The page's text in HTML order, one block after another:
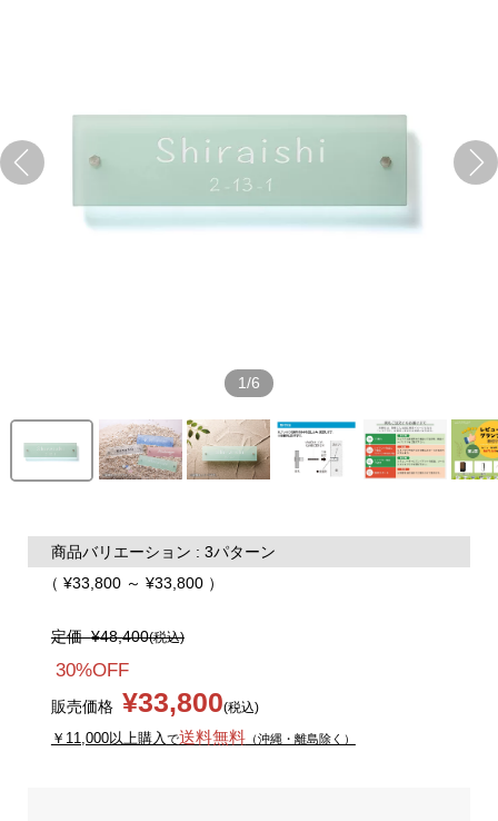
1/6
商品バリエーション : 3パターン
（ ¥33,800 ～ ¥33,800 ）
定価¥48,400(税込)
30%OFF
販売価格 ¥33,800(税込)
￥11,000以上購入 で送料無料（沖縄・離島除く）